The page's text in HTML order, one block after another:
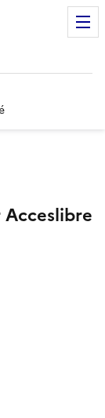
Acceslibre